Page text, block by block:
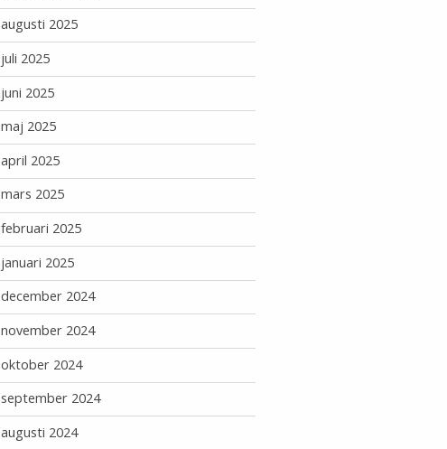
augusti 2025
juli 2025
juni 2025
maj 2025
april 2025
mars 2025
februari 2025
januari 2025
december 2024
november 2024
oktober 2024
september 2024
augusti 2024